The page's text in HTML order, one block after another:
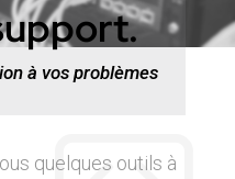
à vos problèmes
quelques outils à